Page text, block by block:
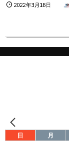
2022年3月18日
日 月